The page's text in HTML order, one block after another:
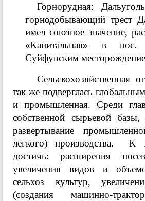
Горнорудная:
горнодобывающий трест
имел союзное значение,
«Капитальная» в
Суйфунским
Сельскохозяйственная
так же подверглась
и промышленная. Среди
собственной сырьевой базы,
развертывание
легкого) производства. К
достичь: расширения
увеличения видов и
сельхоз культур,
(создания машинно-